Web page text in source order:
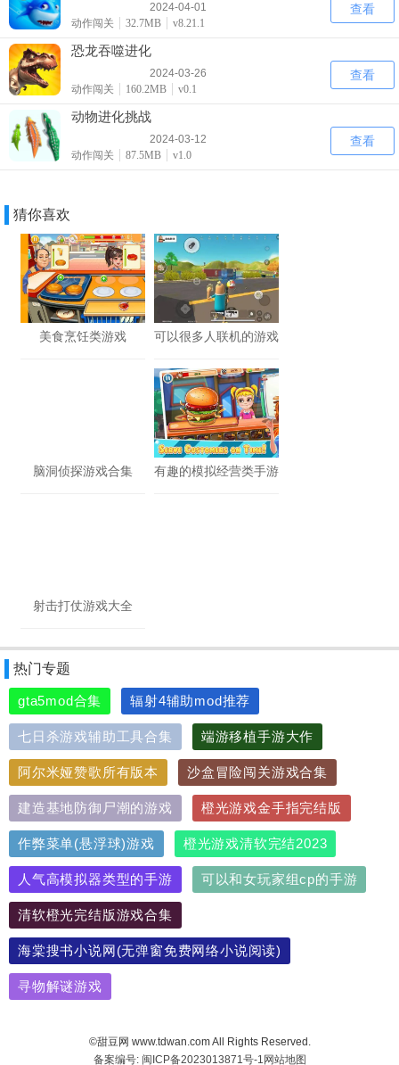
2024-04-01
动作闯关
32.7MB v8.21.1
查看
恐龙吞噬进化
2024-03-26
动作闯关
160.2MB v0.1
查看
动物进化挑战
2024-03-12
动作闯关
87.5MB v1.0
查看
猜你喜欢
美食烹饪类游戏 可以很多人联机的游戏
脑洞侦探游戏合集 有趣的模拟经营类手游
射击打仗游戏大全
热门专题
gta5mod合集 辐射4辅助mod推荐
七日杀游戏辅助工具合集 端游移植手游大作
阿尔米娅赞歌所有版本 沙盒冒险闯关游戏合集
建造基地防御尸潮的游戏 橙光游戏金手指完结版
作弊菜单(悬浮球)游戏 橙光游戏清软完结2023
人气高模拟器类型的手游 可以和女玩家组cp的手游
清软橙光完结版游戏合集
海棠搜书小说网(无弹窗免费网络小说阅读)
寻物解谜游戏
©甜豆网 www.tdwan.com All Rights Reserved.
备案编号: 闽ICP备2023013871号-1 网站地图